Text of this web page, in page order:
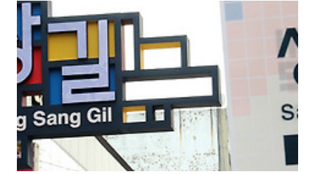
데 창동예술촌의 맛집 중에는 '맛있다'라는 표현만으로는 부족한 곳이 많
습니다. 왜냐구요? 창동예술촌의 맛집들은 맛있는 음식 맛 뿐만 아니라
하나같이 오랜 추억들이 담겨져 있기 때문인데요, 골라먹는 재미에 추억
까지 깃든 창동예술촌 맛집들의 맛대맛 열전(熱戰)을 소개해 봅니다. 1.
국민대표 간식 '..